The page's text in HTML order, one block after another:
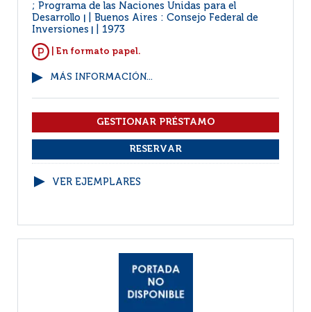
; Programa de las Naciones Unidas para el
Desarrollo
Buenos Aires : Consejo Federal de
Inversiones
1973
| En formato papel.
MÁS INFORMACIÓN...
VER EJEMPLARES